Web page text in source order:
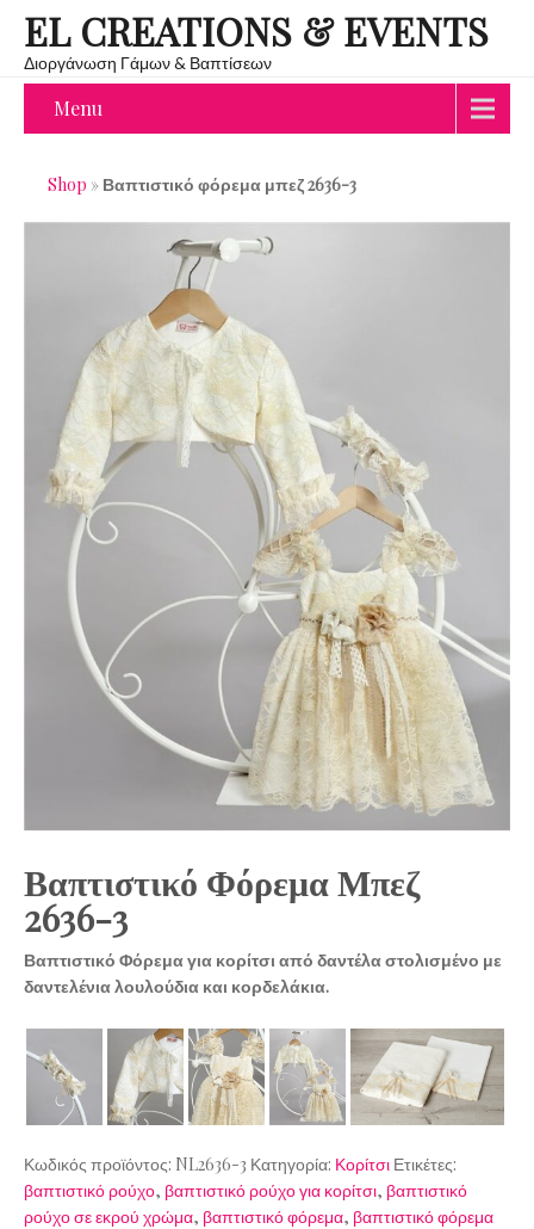
EL CREATIONS & EVENTS
Διοργάνωση Γάμων & Βαπτίσεων
Menu
Shop » Βαπτιστικό φόρεμα μπεζ 2636-3
Βαπτιστικό Φόρεμα Μπεζ
2636-3
Βαπτιστικό Φόρεμα για κορίτσι από δαντέλα στολισμένο με
δαντελένια λουλούδια και κορδελάκια.
Κωδικός προϊόντος: NL2636-3 Κατηγορία: Κορίτσι Ετικέτες:
βαπτιστικό ρούχο, βαπτιστικό ρούχο για κορίτσι, βαπτιστικό
ρούχο σε εκρού χρώμα, βαπτιστικό φόρεμα, βαπτιστικό φόρεμα